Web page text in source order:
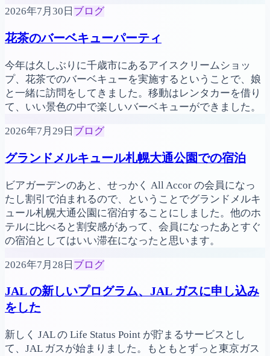
2026年7月30日 ブログ
花茶のバーベキューパーティ
今年は久しぶりに千歳市にあるアイスクリームショッ
プ、花茶でのバーベキューを実施するということで、娘
と一緒に訪問をしてきました。移動はレンタカーを借り
て、いい景色の中で楽しいバーベキューができました。
2026年7月29日 ブログ
グランドメルキュール札幌大通公園での宿泊
ビアガーデンのあと、せっかく All Accor の会員になっ
たし割引で泊まれるので、ということでグランドメルキ
ュール札幌大通公園に宿泊することにしました。他のホ
テルに比べると割安感があって、会員になったあとすぐ
の宿泊としてはいい滞在になったと思います。
2026年7月28日 ブログ
JAL の新しいプログラム、JAL ガスに申し込み
をした
新しく JAL の Life Status Point が貯まるサービスとし
て、JAL ガスが始まりました。もともとずっと東京ガス